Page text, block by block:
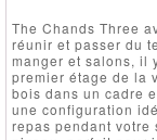
The Chands Three
réunir et passer du
manger et salons, il
premier étage de la
bois dans un cadre
une configuration
repas pendant votre